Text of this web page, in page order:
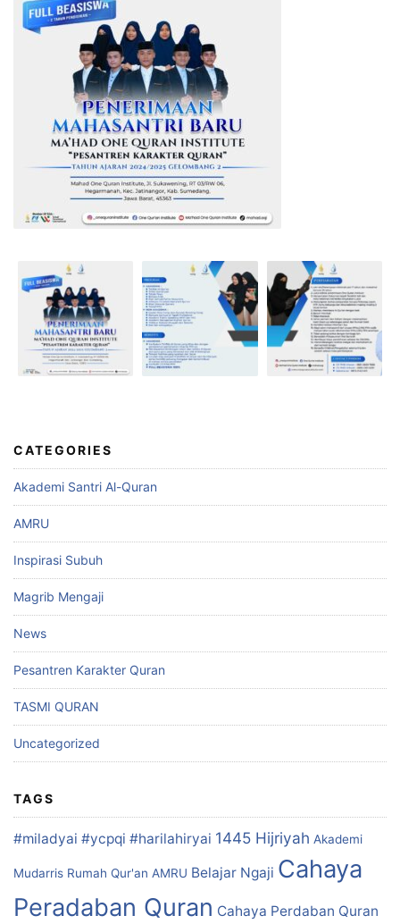
CATEGORIES
Akademi Santri Al-Quran
AMRU
Inspirasi Subuh
Magrib Mengaji
News
Pesantren Karakter Quran
TASMI QURAN
Uncategorized
TAGS
#miladyai #ycpqi #harilahiryai 1445 Hijriyah Akademi
Mudarris Rumah Qur'an AMRU Belajar Ngaji Cahaya
Peradaban Quran Cahaya Perdaban Quran